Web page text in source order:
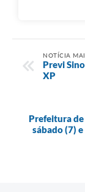
NOTÍCIA
Previ
XP
Prefeitura
sábado (7)